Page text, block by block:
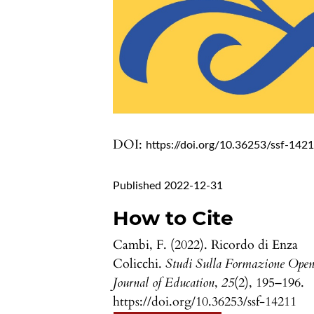
DOI: https://doi.org/10.36253/ssf-
Published 2022-12-31
How to Cite
Cambi, F. (2022). Ricordo di Enza
Colicchi.Studi Sulla Formazione
Journal of Education,25(2), 195–196.
https://doi.org/10.36253/ssf-14211